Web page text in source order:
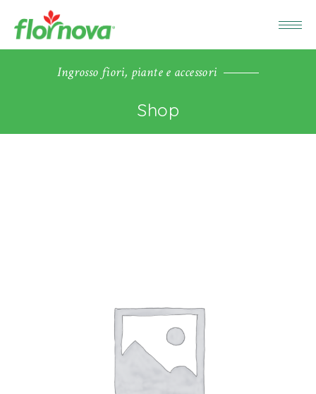
Ingrosso fiori, piante e accessori
Shop